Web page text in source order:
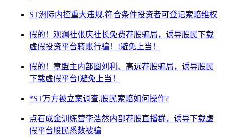
ST洲际内控重大违规,符合条件投资者可登记索赔维权
假的！观澜社张庆社长免费荐股骗局，诱导股民下载
虚假投资平台转账行骗！!避免上当！
假的！章盟主内部圈刘利、高远荐股骗局，诱导股民
下载虚假平台!避免上当！
*ST万方被立案调查,股民索赔如何操作?
点石成金训练营李浩然内部荐股直播群，诱导下载虚
假平台股民悉数被骗